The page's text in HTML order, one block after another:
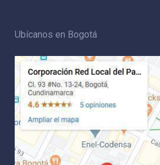
Ubícanos en Bogotá